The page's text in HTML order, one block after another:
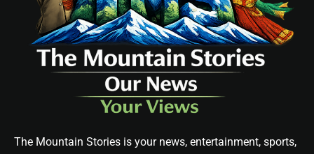
The Mountain Stories is your news, entertainment, sports,